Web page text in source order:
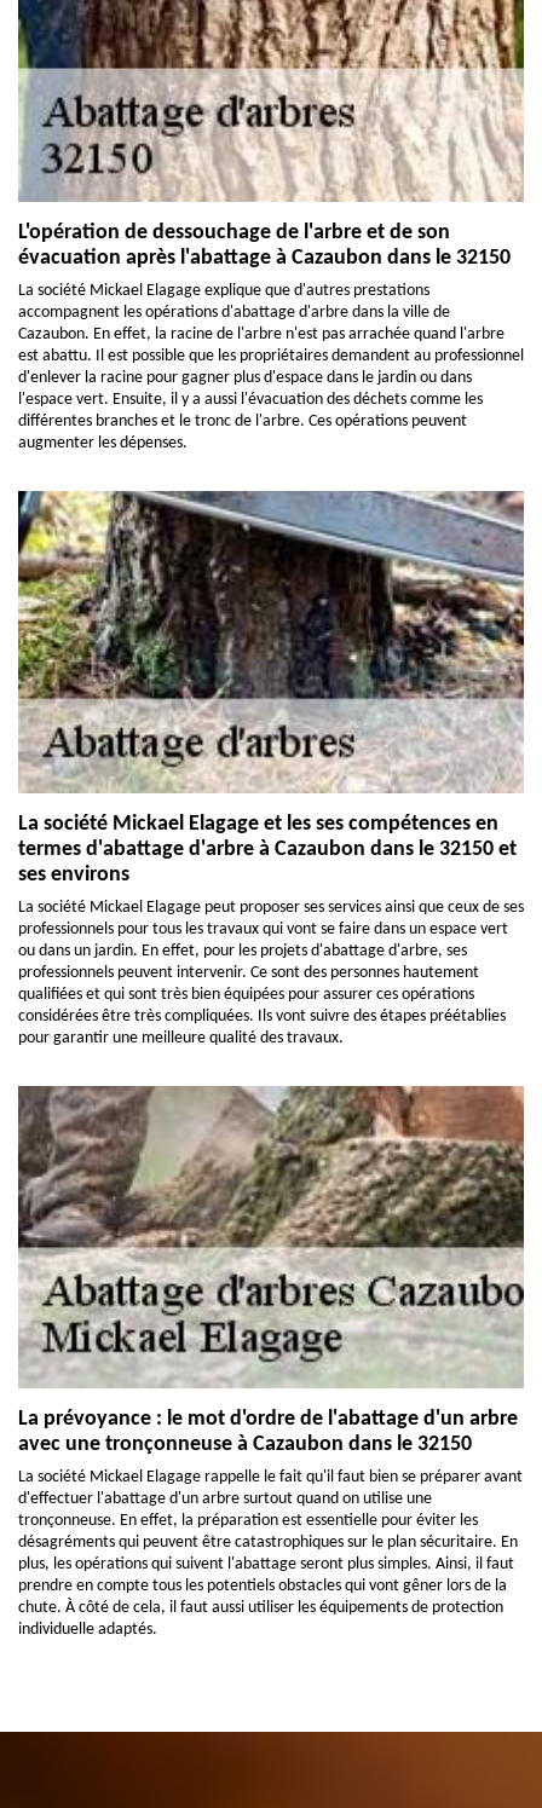
L'opération de dessouchage de l'arbre et de son
évacuation après l'abattage à Cazaubon dans le 32150
La société Mickael Elagage explique que d'autres prestations
accompagnent les opérations d'abattage d'arbre dans la ville de
Cazaubon. En effet, la racine de l'arbre n'est pas arrachée quand l'arbre
est abattu. Il est possible que les propriétaires demandent au professionnel
d'enlever la racine pour gagner plus d'espace dans le jardin ou dans
l'espace vert. Ensuite, il y a aussi l'évacuation des déchets comme les
différentes branches et le tronc de l'arbre. Ces opérations peuvent
augmenter les dépenses.
La société Mickael Elagage et les ses compétences en
termes d'abattage d'arbre à Cazaubon dans le 32150 et
ses environs
La société Mickael Elagage peut proposer ses services ainsi que ceux de ses
professionnels pour tous les travaux qui vont se faire dans un espace vert
ou dans un jardin. En effet, pour les projets d'abattage d'arbre, ses
professionnels peuvent intervenir. Ce sont des personnes hautement
qualifiées et qui sont très bien équipées pour assurer ces opérations
considérées être très compliquées. Ils vont suivre des étapes préétablies
pour garantir une meilleure qualité des travaux.
La prévoyance : le mot d'ordre de l'abattage d'un arbre
avec une tronçonneuse à Cazaubon dans le 32150
La société Mickael Elagage rappelle le fait qu'il faut bien se préparer avant
d'effectuer l'abattage d'un arbre surtout quand on utilise une
tronçonneuse. En effet, la préparation est essentielle pour éviter les
désagréments qui peuvent être catastrophiques sur le plan sécuritaire. En
plus, les opérations qui suivent l'abattage seront plus simples. Ainsi, il faut
prendre en compte tous les potentiels obstacles qui vont gêner lors de la
chute. À côté de cela, il faut aussi utiliser les équipements de protection
individuelle adaptés.